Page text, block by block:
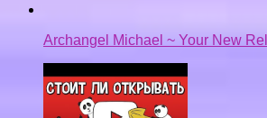
Archangel Michael ~ Your New